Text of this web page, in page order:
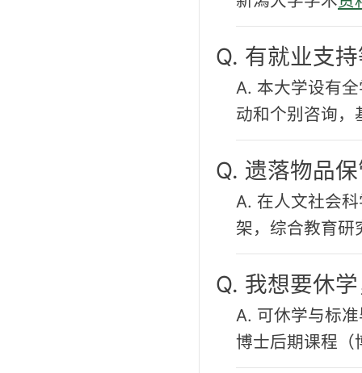
Q. 有就业支
A. 本大学设有
动和个别咨询，
Q. 遗落物品
A. 在人文社会
架，综合教育研
Q. 我想要休
A. 可休学与标
博士后期课程（